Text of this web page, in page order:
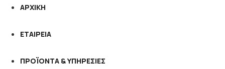
ΑΡΧΙΚΗ
ΕΤΑΙΡΕΙΑ
ΠΡΟΪΟΝΤΑ & ΥΠΗΡΕΣΙΕΣ